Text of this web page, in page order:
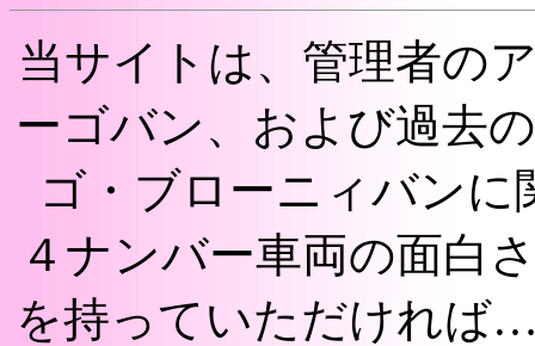
当サイトは、管理者の
ーゴバン、および過去
ゴ・ブローニィバン
４ナンバー車両の面白
を持っていただければ